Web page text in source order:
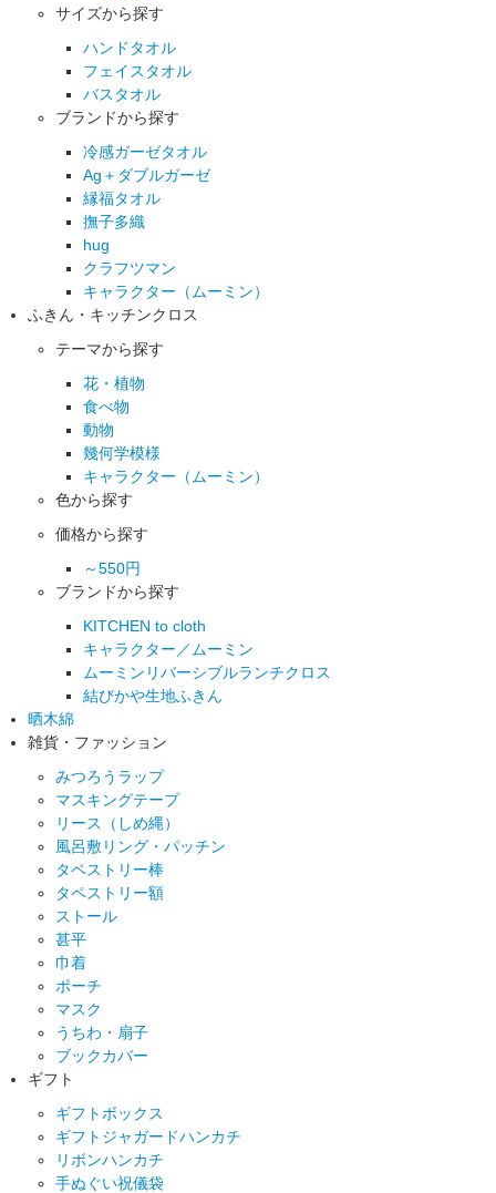
サイズから探す
ハンドタオル
フェイスタオル
バスタオル
ブランドから探す
冷感ガーゼタオル
Ag＋ダブルガーゼ
縁福タオル
撫子多織
hug
クラフツマン
キャラクター（ムーミン）
ふきん・キッチンクロス
テーマから探す
花・植物
食べ物
動物
幾何学模様
キャラクター（ムーミン）
色から探す
価格から探す
～550円
ブランドから探す
KITCHEN to cloth
キャラクター／ムーミン
ムーミンリバーシブルランチクロス
結びかや生地ふきん
晒木綿
雑貨・ファッション
みつろうラップ
マスキングテープ
リース（しめ縄）
風呂敷リング・パッチン
タペストリー棒
タペストリー額
ストール
甚平
巾着
ポーチ
マスク
うちわ・扇子
ブックカバー
ギフト
ギフトボックス
ギフトジャガードハンカチ
リボンハンカチ
手ぬぐい祝儀袋